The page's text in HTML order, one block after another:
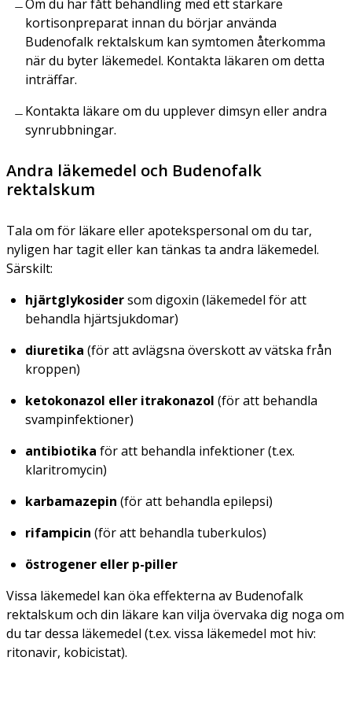
Om du har fått behandling med ett starkare
kortisonpreparat innan du börjar använda
Budenofalk rektalskum kan symtomen återkomma
när du byter läkemedel. Kontakta läkaren om detta
inträffar.
Kontakta läkare om du upplever dimsyn eller andra
synrubbningar.
Andra läkemedel och Budenofalk
rektalskum
Tala om för läkare eller apotekspersonal om du tar,
nyligen har tagit eller kan tänkas ta andra läkemedel.
Särskilt:
hjärtglykosidersom digoxin (läkemedel för att
behandla hjärtsjukdomar)
diuretika (för att avlägsna överskott av vätska från
kroppen)
ketokonazol eller itrakonazol (för att behandla
svampinfektioner)
antibiotika för att behandla infektioner (t.ex.
klaritromycin)
karbamazepin (för att behandla epilepsi)
rifampicin (för att behandla tuberkulos)
östrogener eller p-piller
Vissa läkemedel kan öka effekterna av Budenofalk
rektalskum och din läkare kan vilja övervaka dig noga om
du tar dessa läkemedel (t.ex. vissa läkemedel mot hiv:
ritonavir, kobicistat).